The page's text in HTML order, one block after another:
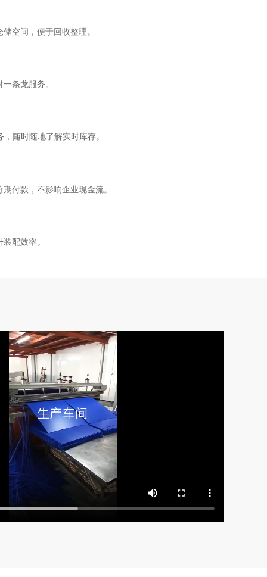
空间，便于回收整理。
条龙服务。
随时随地了解实时库存。
付款，不影响企业现金流。
配效率。